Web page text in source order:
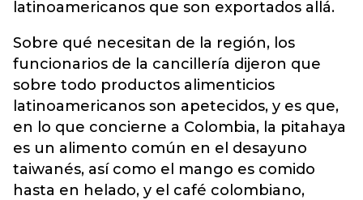
latinoamericanos que son exportados allá.
Sobre qué necesitan de la región, los
funcionarios de la cancillería dijeron que
sobre todo productos alimenticios
latinoamericanos son apetecidos, y es que,
en lo que concierne a Colombia, la pitahaya
es un alimento común en el desayuno
taiwanés, así como el mango es comido
hasta en helado, y el café colombiano,